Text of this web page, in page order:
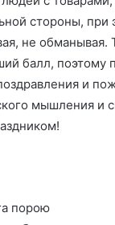
стороны, при
не
балл, поэтому
и
мышления и
порою